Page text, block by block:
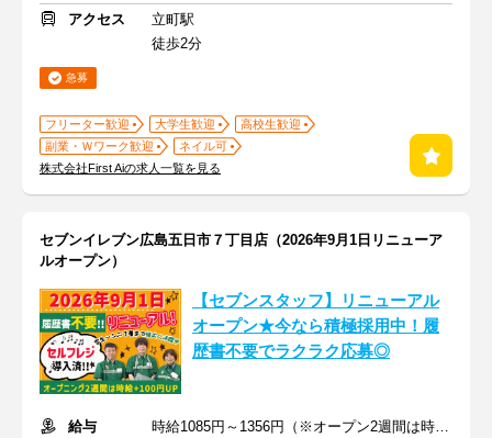
アクセス
立町駅
徒歩2分
急募
フリーター歓迎 大学生歓迎
高校生歓迎
副業・Ｗワーク歓迎
ネイル可
株式会社First Aiの求人一覧を見る
セブンイレブン広島五日市７丁目店（2026年9月1日リニューア
ルオープン）
【セブンスタッフ】リニューアル
オープン★今なら積極採用中！履
歴書不要でラクラク応募◎
給与
時給1085円～1356円（※オープン2週間は時給＋100円）